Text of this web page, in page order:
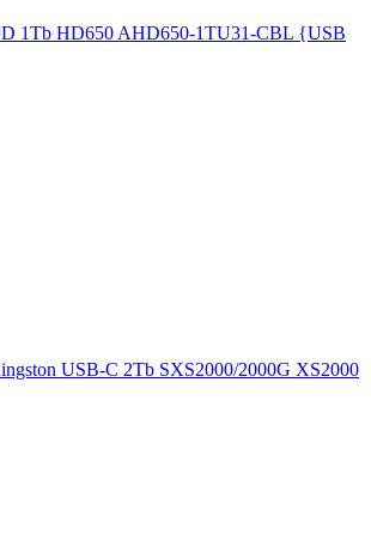
1Tb HD650 AHD650-1TU31-CBL {USB
USB-C 2Tb SXS2000/2000G XS2000